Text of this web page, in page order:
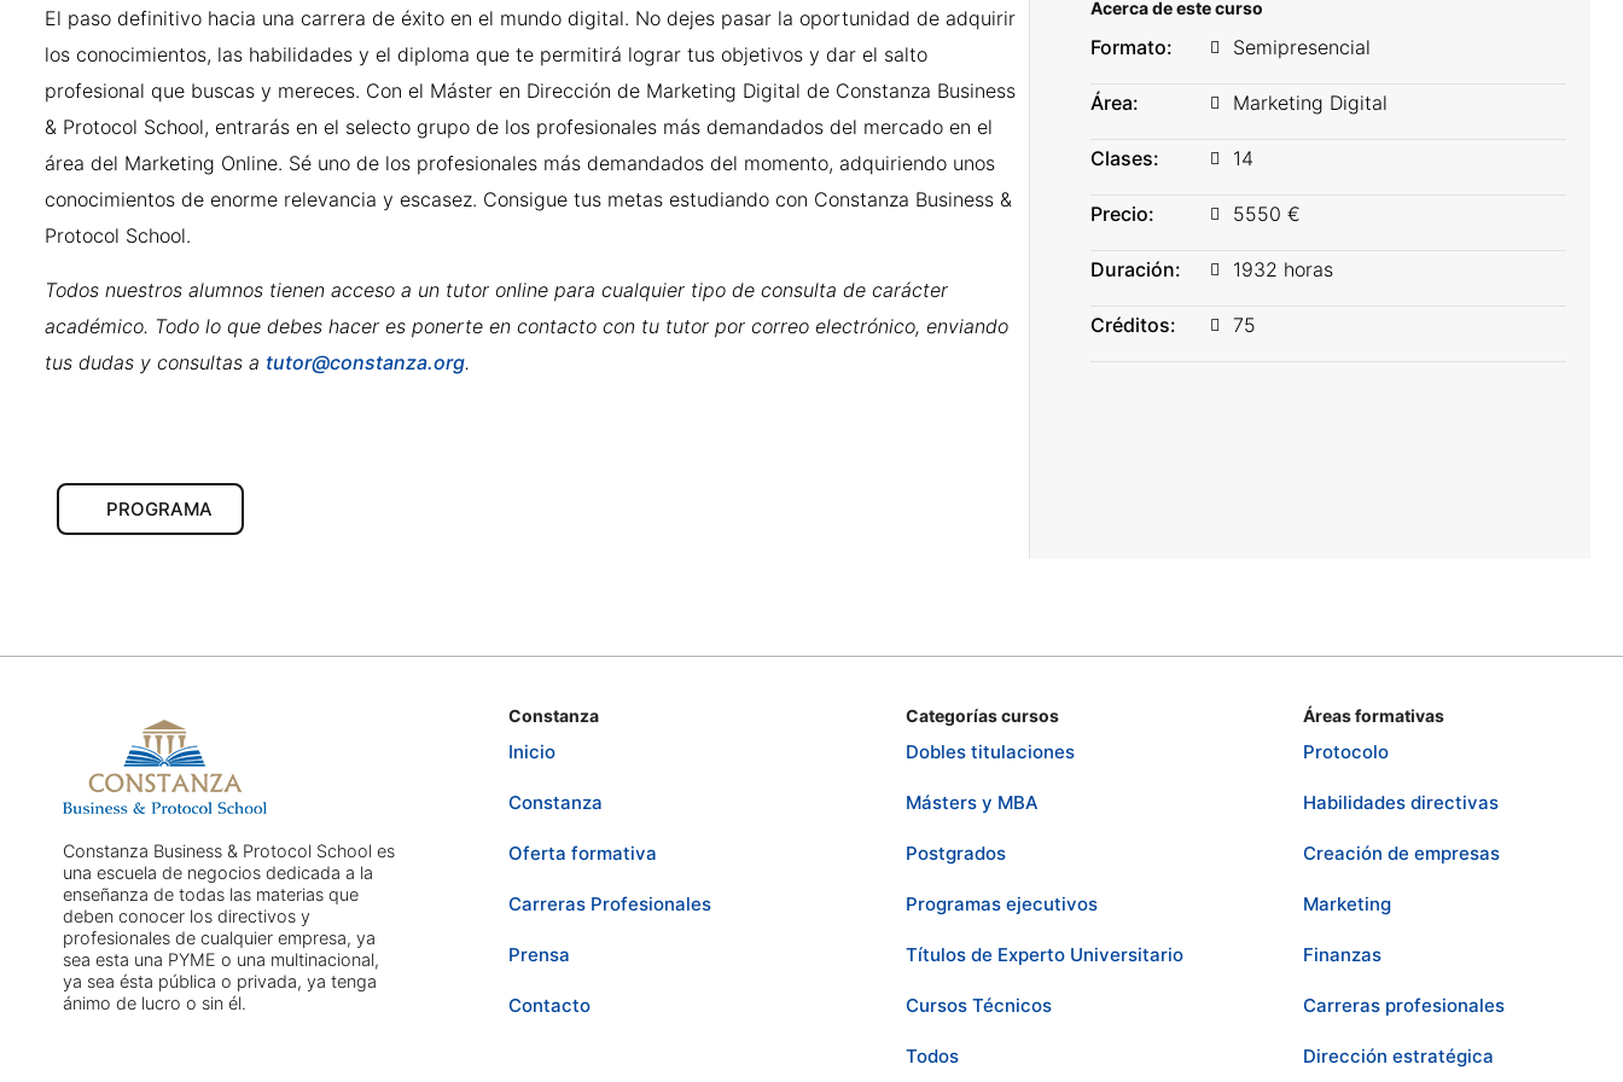
El paso definitivo hacia una carrera de éxito en el mundo digital. No dejes pasar la oportunidad de adquirir
los conocimientos, las habilidades y el diploma que te permitirá lograr tus objetivos y dar el salto
profesional que buscas y mereces. Con el Máster en Dirección de Marketing Digital de Constanza Business
& Protocol School, entrarás en el selecto grupo de los profesionales más demandados del mercado en el
área del Marketing Online. Sé uno de los profesionales más demandados del momento, adquiriendo unos
conocimientos de enorme relevancia y escasez. Consigue tus metas estudiando con Constanza Business &
Protocol School.
Todos nuestros alumnos tienen acceso a un tutor online para cualquier tipo de consulta de carácter
académico. Todo lo que debes hacer es ponerte en contacto con tu tutor por correo electrónico, enviando
tus dudas y consultas a tutor@constanza.org.
PROGRAMA
Acerca de este curso
Formato: Semipresencial
Área: Marketing Digital
Clases: 14
Precio: 5550 €
Duración: 1932 horas
Créditos: 75
Constanza Business & Protocol School es
una escuela de negocios dedicada a la
enseñanza de todas las materias que
deben conocer los directivos y
profesionales de cualquier empresa, ya
sea esta una PYME o una multinacional,
ya sea ésta pública o privada, ya tenga
ánimo de lucro o sin él.
Constanza
Inicio
Constanza
Oferta formativa
Carreras Profesionales
Prensa
Contacto
Categorías cursos
Dobles titulaciones
Másters y MBA
Postgrados
Programas ejecutivos
Títulos de Experto Universitario
Cursos Técnicos
Todos
Áreas formativas
Protocolo
Habilidades directivas
Creación de empresas
Marketing
Finanzas
Carreras profesionales
Dirección estratégica